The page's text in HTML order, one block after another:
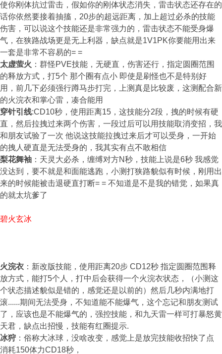
使你刚体抗过雷击，假如你的刚体状态消失，雷击状态还存在的
话你依然要接着抽搐，20步的超远距离，加上超过必杀的技能
伤害，可以说这个技能还是非常强力的，雷击状态不能受身爆
气，在狭路战场更是无上利器，缺点就是1V1PK你要能用出来
一套是非常不容易的= =
太虚萤火 ：群怪PVE技能，无硬直，伤害还行，指定圆圈范围
的释放方式，打5个 那个圈有点小 即使是刷怪也不是特别好
用，前几下必须强行蹲马步打完，上测真是比较废，这测配合新
的火浣衣和掌心雷，凑合能用
穿针引线:CD10秒，使用距离15，这技能分2段，拽的时候有硬
直，然后拉拽过来两个伤害，一段过后可以用技能取消变招，我
和朋友试验了一次 他说这技能拉拽过来后才可以受身，一开始
的拽人硬直是无法受身的，我其实有点不敢相信
梨花舞袖 ：天灵大必杀，缠缚对方N秒，技能上说是6秒 我感觉
没达到，要不就是和面能逃跑，小测打狭路貌似有时候，刚用出
来的时候能被击退硬直打断= = 不知道是不是我的错觉，如果真
的就太坑爹了
碧火玄冰
火浣衣 ：新改版技能，使用距离20步 CD12秒 指定圆圈范围释
放方式，能打5个人，打中后会获得一个火浣衣状态，（小测这
个状态描述貌似是错的，感觉还是以前的）然后几秒内满地打
滚......期间无法受身，不知道能不能爆气，这个忘记和朋友测试
了，应该也是不能爆气的，强控技能，和九天雷一样可打暴怒黄
天君，缺点出招慢，技能有红圈提示.
冰狩 ：俗称大冰球，没啥改变，感觉上是放完技能收招快了点
消耗150体力CD18秒，